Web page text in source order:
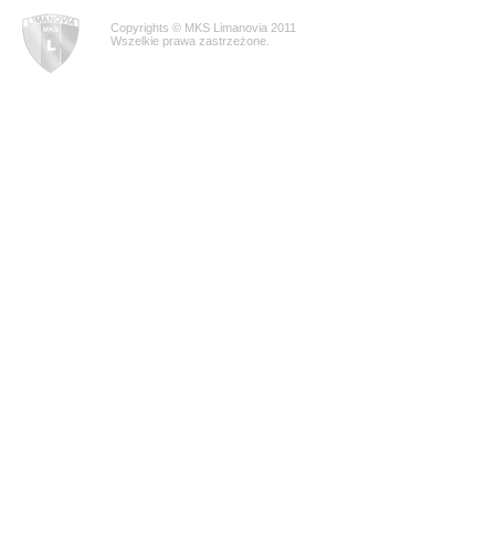
Copyrights © MKS Limanovia 2011
Wszelkie prawa zastrzeżone.